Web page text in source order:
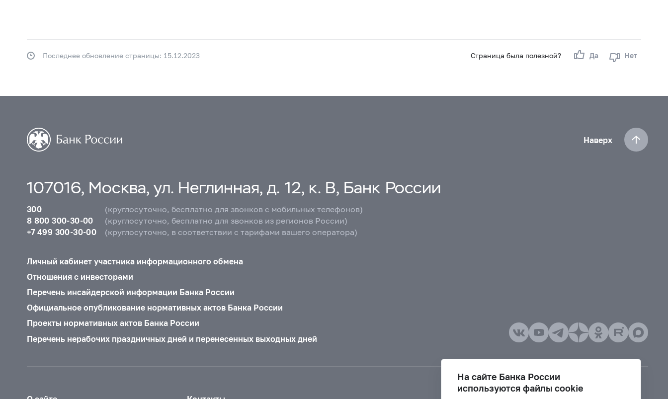
Страница была полезной? Да Нет
Последнее обновление страницы: 15.12.2023
Наверх
107016, Москва, ул. Неглинная, д. 12, к. В, Банк России
300
(круглосуточно, бесплатно для звонков с мобильных телефонов)
8 800 300-30-00
(круглосуточно, бесплатно для звонков из регионов России)
+7 499 300-30-00
(круглосуточно, в соответствии с тарифами вашего оператора)
Личный кабинет участника информационного обмена
Отношения с инвесторами
Перечень инсайдерской информации Банка России
Официальное опубликование нормативных актов Банка России
Проекты нормативных актов Банка России
Перечень нерабочих праздничных дней и перенесенных выходных дней
На сайте Банка России
используются файлы cookie